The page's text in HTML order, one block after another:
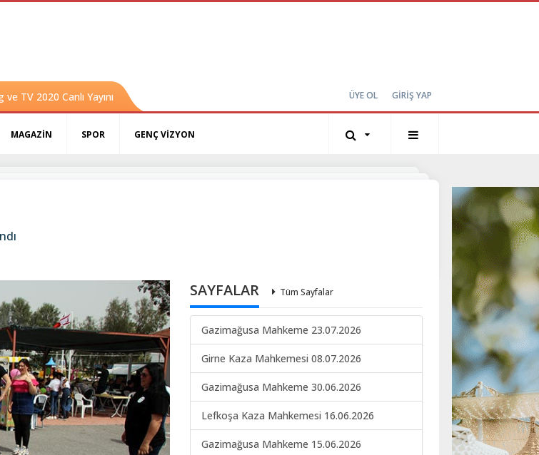
TV 2020 Canlı Yayını ÜYE OL GİRİŞ YAP
MAGAZİN SPOR GENÇ VİZYON
SAYFALAR Tüm Sayfalar
Gazimağusa Mahkeme 23.07.2026
Girne Kaza Mahkemesi 08.07.2026
Gazimağusa Mahkeme 30.06.2026
Lefkoşa Kaza Mahkemesi 16.06.2026
Gazimağusa Mahkeme 15.06.2026